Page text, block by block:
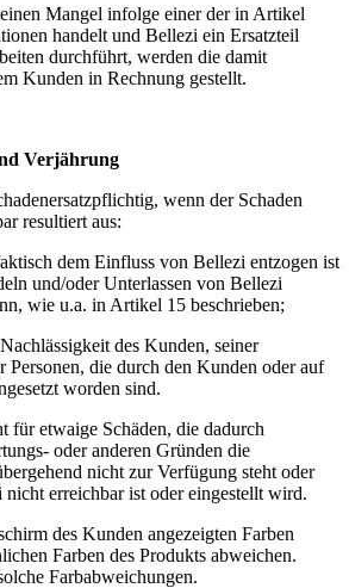
Mangel infolge einer der in Artikel
handelt und Bellezi ein Ersatzteil
durchführt, werden die damit
Kunden in Rechnung gestellt.
Verjährung
wenn der Schaden
resultiert aus:
dem Einfluss von Bellezi entzogen ist
und/oder Unterlassen von Bellezi
wie u.a. in Artikel 15 beschrieben;
des Kunden, seiner
Personen, die durch den Kunden oder auf
worden sind.
für etwaige Schäden, die dadurch
oder anderen Gründen die
nicht zur Verfügung steht oder
erreichbar ist oder eingestellt wird.
des Kunden angezeigten Farben
Farben des Produkts abweichen.
Farbabweichungen.